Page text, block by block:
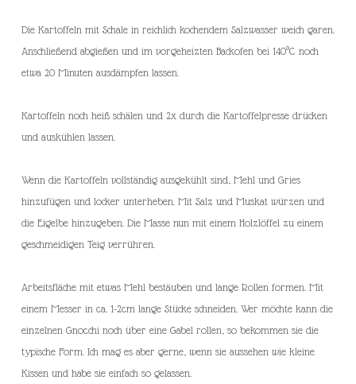
Die Kartoffeln mit Schale in reichlich kochendem Salzwasser weich garen.
Anschließend abgießen und im vorgeheizten Backofen bei 140°C noch
etwa 20 Minuten ausdämpfen lassen.
Kartoffeln noch heiß schälen und 2x durch die Kartoffelpresse drücken
und auskühlen lassen.
Wenn die Kartoffeln vollständig ausgekühlt sind, Mehl und Gries
hinzufügen und locker unterheben. Mit Salz und Muskat würzen und
die Eigelbe hinzugeben. Die Masse nun mit einem Holzlöffel zu einem
geschmeidigen Teig verrühren.
Arbeitsfläche mit etwas Mehl bestäuben und lange Rollen formen. Mit
einem Messer in ca. 1-2cm lange Stücke schneiden. Wer möchte kann die
einzelnen Gnocchi noch über eine Gabel rollen, so bekommen sie die
typische Form. Ich mag es aber gerne, wenn sie aussehen wie kleine
Kissen und habe sie einfach so gelassen.